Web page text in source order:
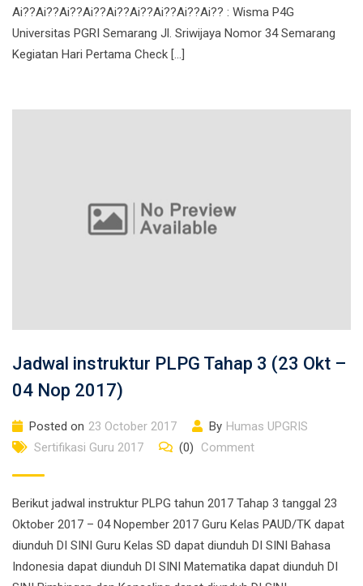
Ai??Ai??Ai??Ai??Ai??Ai??Ai??Ai??Ai?? : Wisma P4G
Universitas PGRI Semarang Jl. Sriwijaya Nomor 34 Semarang
Kegiatan Hari Pertama Check […]
Jadwal instruktur PLPG Tahap 3 (23 Okt –
04 Nop 2017)
Posted on 23 October 2017 By Humas UPGRIS
Sertifikasi Guru 2017
(0) Comment
Berikut jadwal instruktur PLPG tahun 2017 Tahap 3 tanggal 23
Oktober 2017 – 04 Nopember 2017 Guru Kelas PAUD/TK dapat
diunduh DI SINI Guru Kelas SD dapat diunduh DI SINI Bahasa
Indonesia dapat diunduh DI SINI Matematika dapat diunduh DI